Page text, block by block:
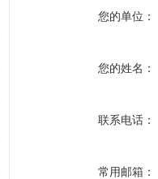
您的单位：
您的姓名：
联系电话：
常用邮箱：